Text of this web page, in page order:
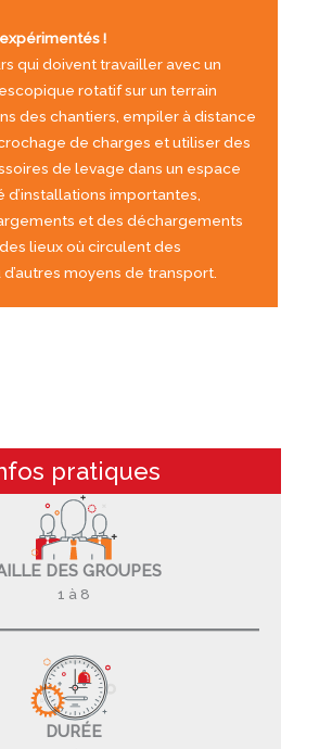
!
qui doivent travailler avec un
rotatif sur un terrain
des chantiers, empiler à distance
de charges et utiliser des
de levage dans un espace
importantes,
et des déchargements
lieux où circulent des
moyens de transport.
pratiques
DES GROUPES
1 à 8
DURÉE